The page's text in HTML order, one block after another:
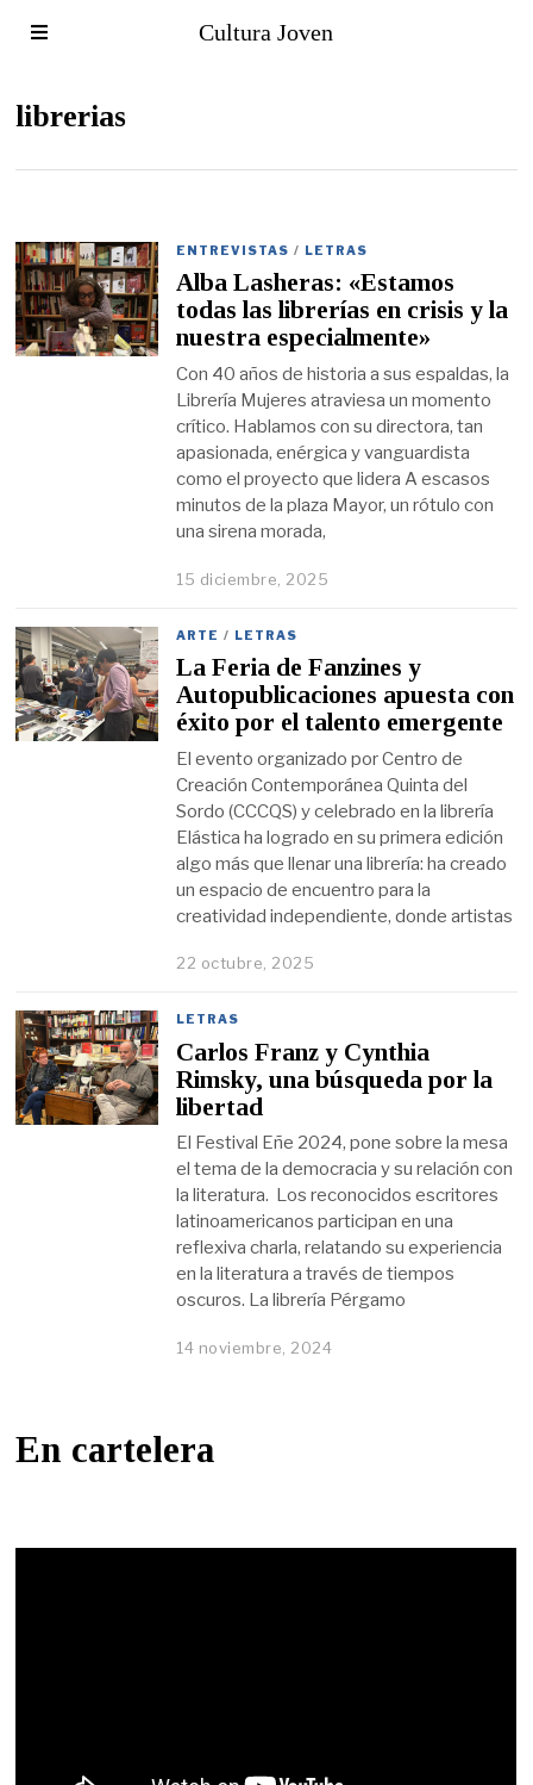
Cultura Joven
librerias
ENTREVISTAS / LETRAS
Alba Lasheras: «Estamos
todas las librerías en crisis y la
nuestra especialmente»
Con 40 años de historia a sus espaldas, la
Librería Mujeres atraviesa un momento
crítico. Hablamos con su directora, tan
apasionada, enérgica y vanguardista
como el proyecto que lidera A escasos
minutos de la plaza Mayor, un rótulo con
una sirena morada,
15 diciembre, 2025
ARTE / LETRAS
La Feria de Fanzines y
Autopublicaciones apuesta con
éxito por el talento emergente
El evento organizado por Centro de
Creación Contemporánea Quinta del
Sordo (CCCQS) y celebrado en la librería
Elástica ha logrado en su primera edición
algo más que llenar una librería: ha creado
un espacio de encuentro para la
creatividad independiente, donde artistas
22 octubre, 2025
LETRAS
Carlos Franz y Cynthia
Rimsky, una búsqueda por la
libertad
El Festival Eñe 2024, pone sobre la mesa
el tema de la democracia y su relación con
la literatura. Los reconocidos escritores
latinoamericanos participan en una
reflexiva charla, relatando su experiencia
en la literatura a través de tiempos
oscuros. La librería Pérgamo
14 noviembre, 2024
En cartelera